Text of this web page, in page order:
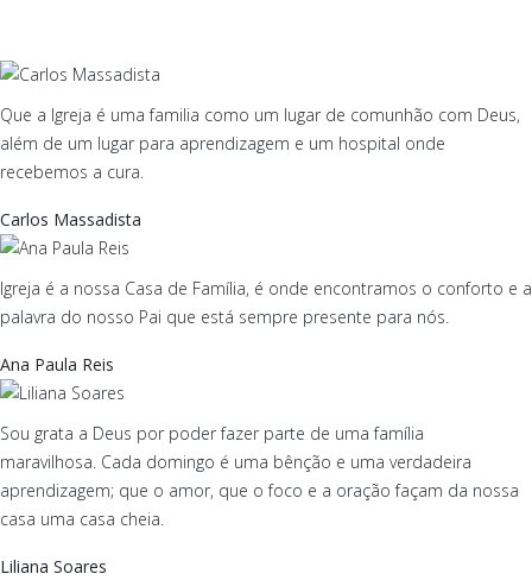
Que a Igreja é uma familia como um lugar de comunhão com Deus,
além de um lugar para aprendizagem e um hospital onde
recebemos a cura.
Carlos Massadista
Igreja é a nossa Casa de Família, é onde encontramos o conforto e a
palavra do nosso Pai que está sempre presente para nós.
Ana Paula Reis
Sou grata a Deus por poder fazer parte de uma família
maravilhosa. Cada domingo é uma bênção e uma verdadeira
aprendizagem; que o amor, que o foco e a oração façam da nossa
casa uma casa cheia.
Liliana Soares